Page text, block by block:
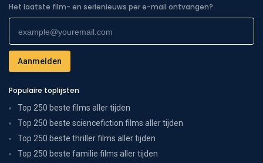
Het laatste film- en serienieuws per e-mail ontvangen?
Populaire toplijsten
Top 250 beste films aller tijden
Top 250 beste sciencefiction films aller tijden
Top 250 beste thriller films aller tijden
Top 250 beste familie films aller tijden